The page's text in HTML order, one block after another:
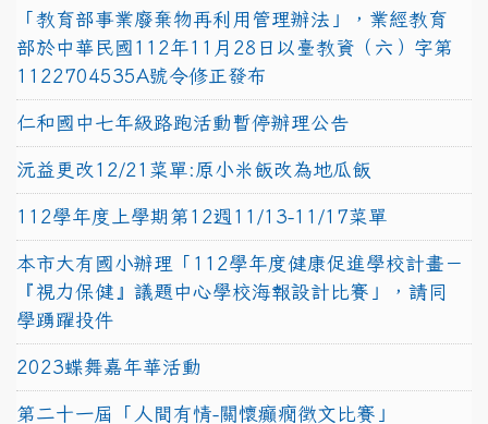
「教育部事業廢棄物再利用管理辦法」，業經教育
部於中華民國112年11月28日以臺教資（六）字第
1122704535A號令修正發布
仁和國中七年級路跑活動暫停辦理公告
沅益更改12/21菜單:原小米飯改為地瓜飯
112學年度上學期第12週11/13-11/17菜單
本市大有國小辦理「112學年度健康促進學校計畫－
『視力保健』議題中心學校海報設計比賽」，請同
學踴躍投件
2023蝶舞嘉年華活動
第二十一屆「人間有情-關懷癲癇徵文比賽」